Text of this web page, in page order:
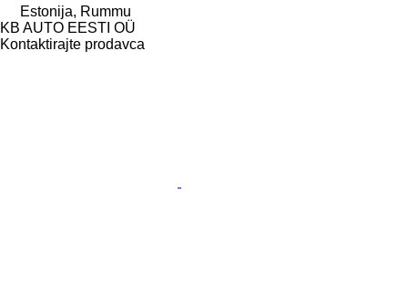
Estonija, Rummu
KB AUTO EESTI OÜ
Kontaktirajte prodavca